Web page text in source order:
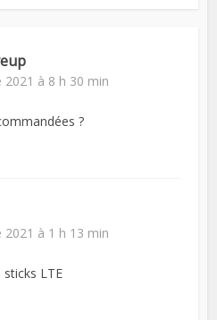
2021 à 8 h 30 min
?
2021 à 1 h 13 min
LTE